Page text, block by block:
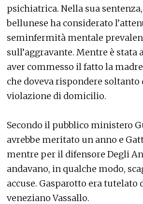
psichiatrica. Nella sua
bellunese ha considerato
seminfermità mentale
sull’aggravante. Mentre è stata
aver commesso il fatto la
che doveva rispondere soltanto
violazione di domicilio.
Secondo il pubblico ministero
avrebbe meritato un anno e
mentre per il difensore Degli
andavano, in qualche modo,
accuse. Gasparotto era tutelato
veneziano Vassallo.